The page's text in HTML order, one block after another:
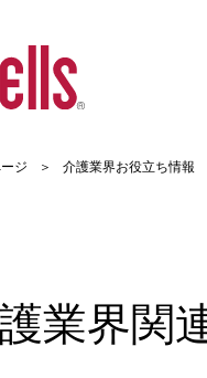
ジ 介護業界お役立ち情報
業界関